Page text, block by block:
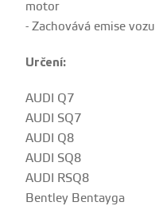
motor
- Zachovává emise vozu
Určení:
AUDI Q7
AUDI SQ7
AUDI Q8
AUDI SQ8
AUDI RSQ8
Bentley Bentayga